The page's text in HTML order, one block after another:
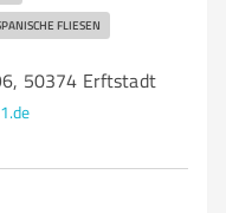
FLIESEN
50374 Erftstadt